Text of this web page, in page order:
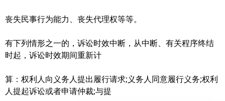
丧失民事行为能力、丧失代理权等等。
有下列情形之一的，诉讼时效中断，从中断、有关程序终结
时起，诉讼时效期间重新计
算：权利人向义务人提出履行请求;义务人同意履行义务;权利
人提起诉讼或者申请仲裁;与提